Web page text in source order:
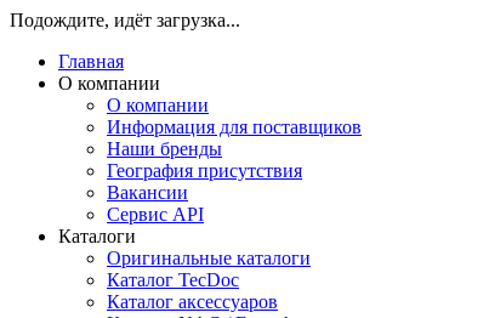
Подождите, идёт загрузка...
Главная
О компании
О компании
Информация для поставщиков
Наши бренды
География присутствия
Вакансии
Сервис API
Каталоги
Оригинальные каталоги
Каталог TecDoc
Каталог аксессуаров